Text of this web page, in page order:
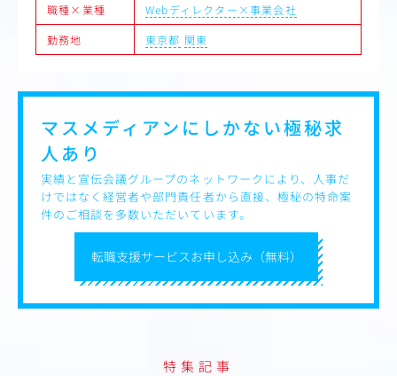
データ分析だけでなく、クリニックの「現場の声」を大切
にしながら、
集客に直結するサイト改善を行えるのがこの仕事の面白さ
【入社後の流れ・教育体制】
いち早くWebディレクターとして一人立ちできるよう、先
輩が並走しながら実践教育（OJT）を行います。あなたの
スキルに合わせて、できるところからお任せしていきま
す。
【ステップアップのイメージ】
Step 1：まずはWeb制作からスタート
ページ構成の企画、HTML・CSSコーディング、
デザイン、LP（ランディングページ）の設計など、
クリエイティブの基礎を実践します。
Step 2：マーケティングの視点を養う
職種×業種
Webディレクター×事業会社
勤務地
東京都 関東
転職支援サービスお申し込み（無料）
マスメディアンにしかない極秘求
人あり
実績と宣伝会議グループのネットワークにより、人事だ
けではなく経営者や部門責任者から直接、極秘の特命案
件のご相談を多数いただいています。
特集記事